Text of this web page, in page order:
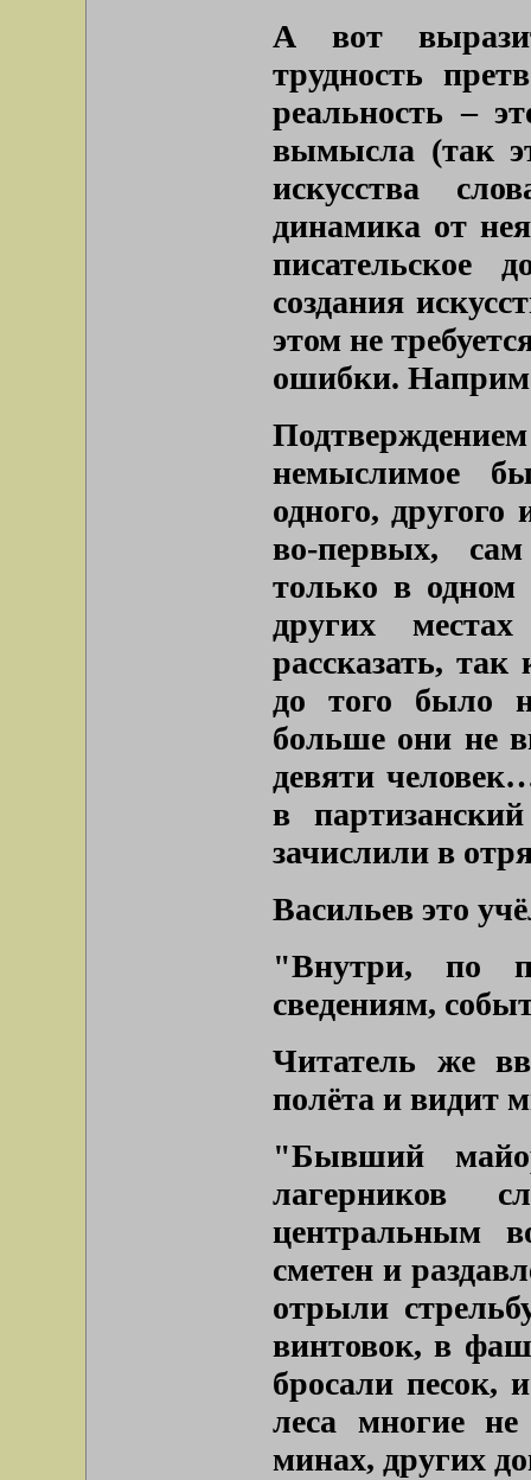
А вот
трудность
реальность –
вымысла (так
искусства
динамика от
писательское
создания
этом не
ошибки.
немыслимое
одного,
во-первых,
только в одном
других
рассказать,
до того было
больше они не
девяти
в
зачислили в
Васильев это
"Внутри, по
сведениям,
Читатель же
полёта и видит
"Бывший
лагерников
центральным
сметен и
отрыли
винтовок, в
бросали песок,
леса многие
минах, других